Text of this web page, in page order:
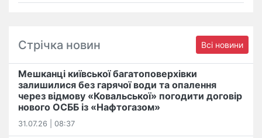
Стрічка новин Всі новини
Мешканці київської багатоповерхівки
залишилися без гарячої води та опалення
через відмову «Ковальської» погодити договір
нового ОСББ із «Нафтогазом»
31.07.26 | 08:37